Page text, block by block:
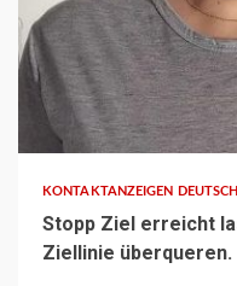
1 min read
KONTAKTANZEIGEN
Stopp Ziel erreicht
Ziellinie überqueren.